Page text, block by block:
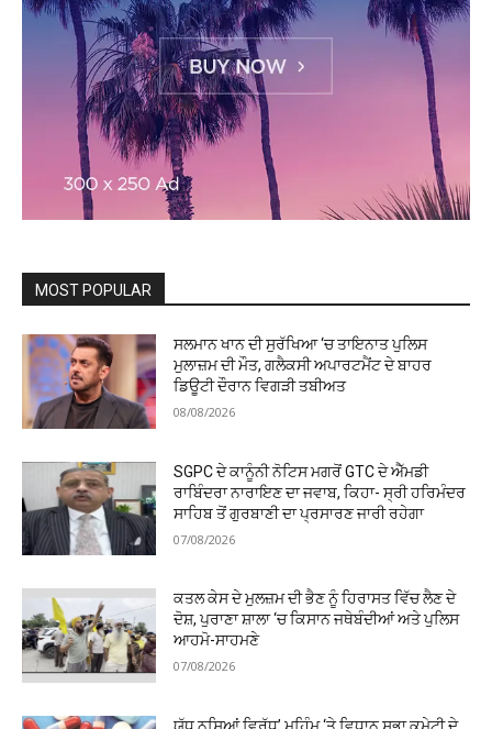
MOST POPULAR
ਸਲਮਾਨ ਖਾਨ ਦੀ ਸੁਰੱਖਿਆ ‘ਚ ਤਾਇਨਾਤ ਪੁਲਿਸ
ਮੁਲਾਜ਼ਮ ਦੀ ਮੌਤ, ਗਲੈਕਸੀ ਅਪਾਰਟਮੈਂਟ ਦੇ ਬਾਹਰ
ਡਿਊਟੀ ਦੌਰਾਨ ਵਿਗੜੀ ਤਬੀਅਤ
08/08/2026
SGPC ਦੇ ਕਾਨੂੰਨੀ ਨੋਟਿਸ ਮਗਰੋਂ GTC ਦੇ ਐੱਮਡੀ
ਰਾਬਿੰਦਰਾ ਨਾਰਾਇਣ ਦਾ ਜਵਾਬ, ਕਿਹਾ- ਸ੍ਰੀ ਹਰਿਮੰਦਰ
ਸਾਹਿਬ ਤੋਂ ਗੁਰਬਾਣੀ ਦਾ ਪ੍ਰਸਾਰਣ ਜਾਰੀ ਰਹੇਗਾ
07/08/2026
ਕਤਲ ਕੇਸ ਦੇ ਮੁਲਜ਼ਮ ਦੀ ਭੈਣ ਨੂੰ ਹਿਰਾਸਤ ਵਿੱਚ ਲੈਣ ਦੇ
ਦੋਸ਼, ਪੁਰਾਣਾ ਸ਼ਾਲਾ ‘ਚ ਕਿਸਾਨ ਜਥੇਬੰਦੀਆਂ ਅਤੇ ਪੁਲਿਸ
ਆਹਮੋ-ਸਾਹਮਣੇ
07/08/2026